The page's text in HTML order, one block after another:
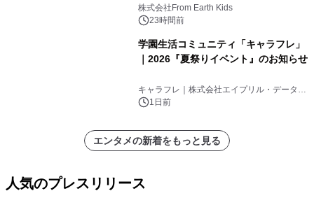
(日)開催
株式会社From Earth Kids
23時間前
学園生活コミュニティ「キャラフレ」
｜2026『夏祭りイベント』のお知らせ
キャラフレ｜株式会社エイプリル・データ・
デザインズ
1日前
エンタメの新着をもっと見る
人気のプレスリリース